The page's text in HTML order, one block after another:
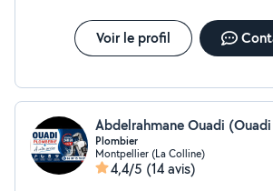
Voir le profil
Abdelrahmane Ouadi
Plombier
Montpellier (La Colline)
4,4/5 (14 avis)